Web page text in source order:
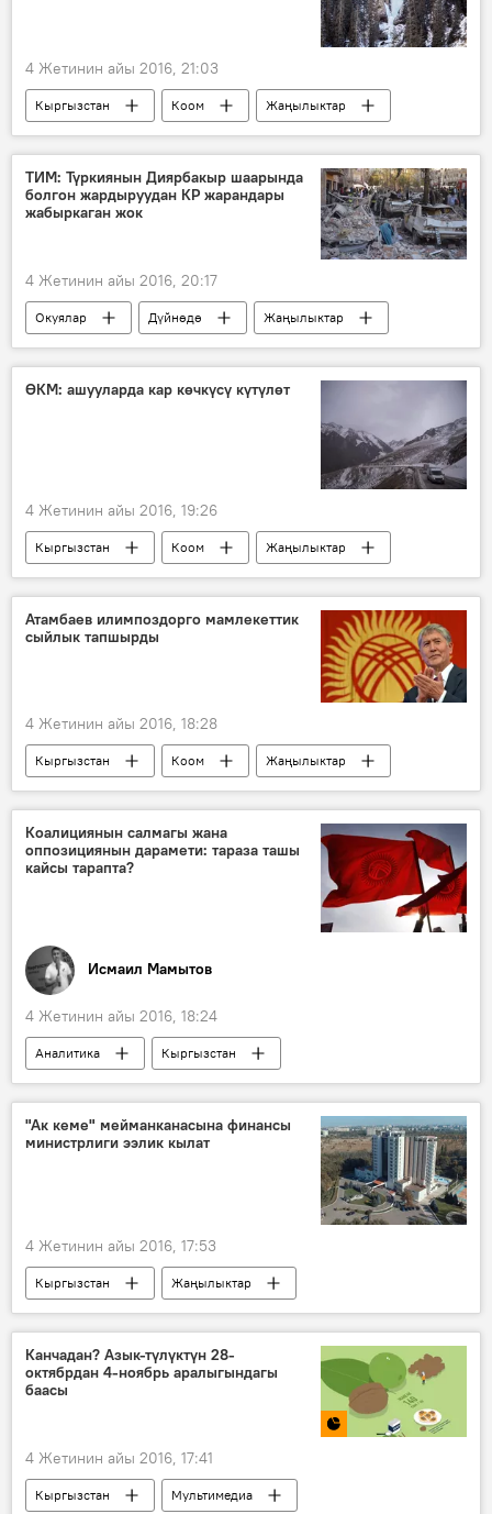
4 Жетинин айы 2016, 21:03
Кыргызстан Коом
Жаңылыктар
Кыргызгидромет
аба ырайы
ТИМ: Түркиянын Диярбакыр шаарында
болгон жардыруудан КР жарандары
жабыркаган жок
4 Жетинин айы 2016, 20:17
Окуялар Дүйнөдө
Жаңылыктар
Түркия
жарылуу террористтер
ӨКМ: ашууларда кар көчкүсү күтүлөт
4 Жетинин айы 2016, 19:26
Кыргызстан Коом
Жаңылыктар
Бишкек – Ош жолу
ӨКМ ашуу
Атамбаев илимпоздорго мамлекеттик
сыйлык тапшырды
4 Жетинин айы 2016, 18:28
Кыргызстан Коом
Жаңылыктар
Алмазбек Атамбаев
сыйлык
Коалициянын салмагы жана
оппозициянын дарамети: тараза ташы
кайсы тарапта?
Исмаил Мамытов
4 Жетинин айы 2016, 18:24
Аналитика
Кыргызстан
Жаңылыктар
Саясат
Көпчүлүк коалициянын тарашы
Жогорку Кеңеш
оппозиция
Жаңы коалиция түзүү аракети
"Ак кеме" мейманканасына финансы
министрлиги ээлик кылат
4 Жетинин айы 2016, 17:53
Кыргызстан
Жаңылыктар
Экономика
"Ак-Кеме" мейманканасы
Каржы министрлиги
Канчадан? Азык-түлүктүн 28-
октябрдан 4-ноябрь аралыгындагы
баасы
4 Жетинин айы 2016, 17:41
Кыргызстан Мультимедиа